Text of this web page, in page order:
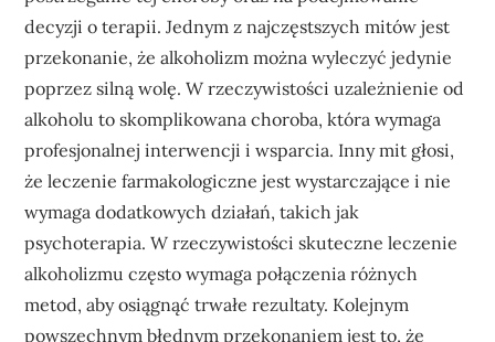
decyzji o terapii. Jednym z najczęstszych mitów jest
przekonanie, że alkoholizm można wyleczyć jedynie
poprzez silną wolę. W rzeczywistości uzależnienie od
alkoholu to skomplikowana choroba, która wymaga
profesjonalnej interwencji i wsparcia. Inny mit głosi,
że leczenie farmakologiczne jest wystarczające i nie
wymaga dodatkowych działań, takich jak
psychoterapia. W rzeczywistości skuteczne leczenie
alkoholizmu często wymaga połączenia różnych
metod, aby osiągnąć trwałe rezultaty. Kolejnym
powszechnym błędnym przekonaniem jest to, że